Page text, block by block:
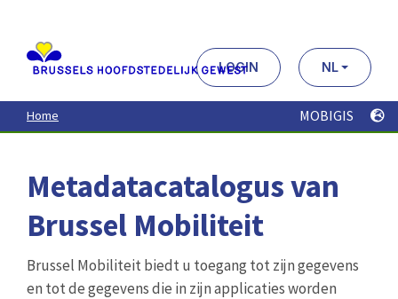
contenu
principal
LOGIN NL
Home MOBIGIS
Metadatacatalogus van
Brussel Mobiliteit
Brussel Mobiliteit biedt u toegang tot zijn gegevens
en tot de gegevens die in zijn applicaties worden